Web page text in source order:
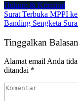
Hukum & Kriminal
Surat Terbuka MPPI
Banding Sengketa
Tinggalkan Balasan
Alamat email Anda
ditandai *